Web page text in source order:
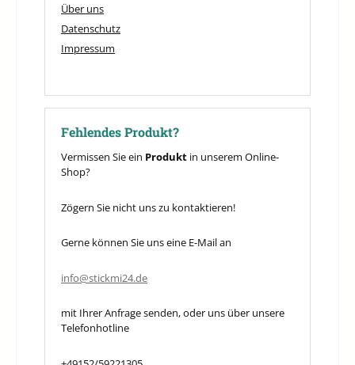
Über uns
Datenschutz
Impressum
Fehlendes Produkt?
Vermissen Sie ein Produkt in unserem Online-
Shop?
Zögern Sie nicht uns zu kontaktieren!
Gerne können Sie uns eine E-Mail an
info@stickmi24.de
mit Ihrer Anfrage senden, oder uns über unsere
Telefonhotline